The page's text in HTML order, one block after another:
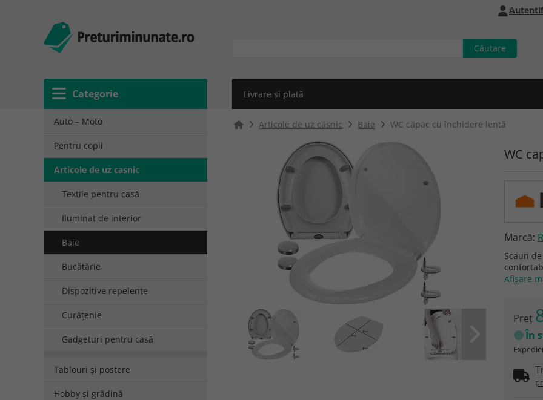
Categorie Livrare și plată
Auto – Moto
Pentru copii
Articole de uz casnic
Textile pentru casă
Iluminat de interior
Baie
Bucătărie
Dispozitive repelente
Curățenie
Gadgeturi pentru casă
Tablouri și postere
Hobby și grădină
Articole de uz casnic Baie WC capac cu închidere lentă
WC
Marcă:
Scaun
Afişare
Preţ
În